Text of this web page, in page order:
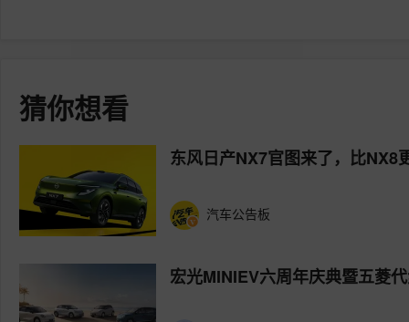
猜你想看
东风日产NX7官图来了，比NX8
汽车公告板
宏光MINIEV六周年庆典暨五菱